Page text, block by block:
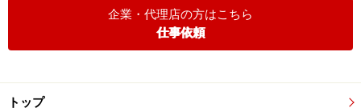
企業・代理店の方はこちら
仕事依頼
トップ